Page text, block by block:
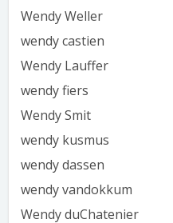
Wendy Weller
wendy castien
Wendy Lauffer
wendy fiers
Wendy Smit
wendy kusmus
wendy dassen
wendy vandokkum
Wendy duChatenier